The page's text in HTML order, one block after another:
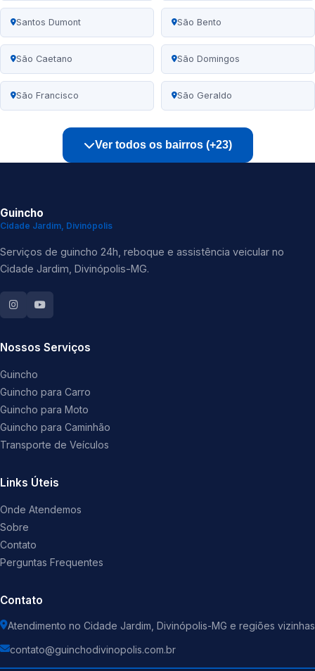
Santos Dumont São Bento
São Caetano São Domingos
São Francisco São Geraldo
Ver todos os bairros (+23)
Guincho
Cidade Jardim, Divinópolis
Serviços de guincho 24h, reboque e assistência veicular no
Cidade Jardim, Divinópolis-MG.
Nossos Serviços
Guincho
Guincho para Carro
Guincho para Moto
Guincho para Caminhão
Transporte de Veículos
Links Úteis
Onde Atendemos
Sobre
Contato
Perguntas Frequentes
Contato
Atendimento no Cidade Jardim, Divinópolis-MG e regiões vizinhas
contato@guinchodivinopolis.com.br